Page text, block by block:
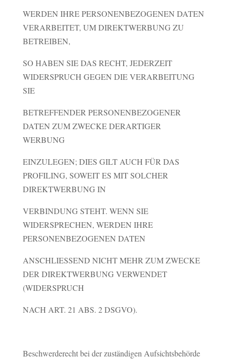
WERDEN IHRE PERSONENBEZOGENEN DATEN
VERARBEITET, UM DIREKTWERBUNG ZU
BETREIBEN,
SO HABEN SIE DAS RECHT, JEDERZEIT
WIDERSPRUCH GEGEN DIE VERARBEITUNG
SIE
BETREFFENDER PERSONENBEZOGENER
DATEN ZUM ZWECKE DERARTIGER
WERBUNG
EINZULEGEN; DIES GILT AUCH FÜR DAS
PROFILING, SOWEIT ES MIT SOLCHER
DIREKTWERBUNG IN
VERBINDUNG STEHT. WENN SIE
WIDERSPRECHEN, WERDEN IHRE
PERSONENBEZOGENEN DATEN
ANSCHLIESSEND NICHT MEHR ZUM ZWECKE
DER DIREKTWERBUNG VERWENDET
(WIDERSPRUCH
NACH ART. 21 ABS. 2 DSGVO).
Beschwerderecht bei der zuständigen Aufsichtsbehörde